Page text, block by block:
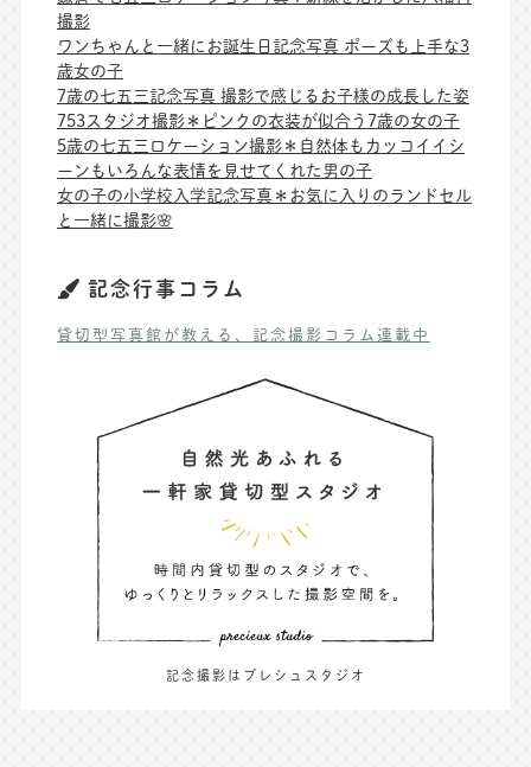
撮影
ワンちゃんと一緒にお誕生日記念写真 ポーズも上手な3
歳女の子
7歳の七五三記念写真 撮影で感じるお子様の成長した姿
753スタジオ撮影＊ピンクの衣装が似合う7歳の女の子
5歳の七五三ロケーション撮影＊自然体もカッコイイシ
ーンもいろんな表情を見せてくれた男の子
女の子の小学校入学記念写真＊お気に入りのランドセル
と一緒に撮影🌸
記念行事コラム
貸切型写真館が教える、記念撮影コラム連載中
記念撮影はプレシュスタジオ